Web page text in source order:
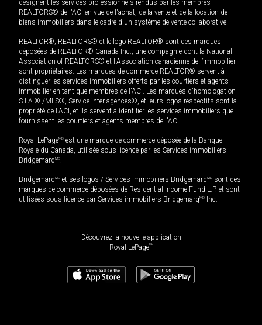
désignent les services professionnels rendus par les membres
REALTORS® de l'ACI en vue de l'achat, de la vente et de la location de
biens immobiliers dans le cadre d'un système de vente collaborative.
REALTOR®, REALTORS® et le logo REALTOR® sont des marques
déposées de REALTOR® Canada Inc., une compagnie dont la National
Association of REALTORS® et l'Association canadienne de l’immobilier
sont propriétaires. Les marques de commerce REALTOR® servent à
distinguer les services immobiliers offerts par les courtiers et agents
immobilier en tant que membres de l'ACI. Les marques d'homologation
S.I.A.® /MLS®, Service inter-agences®, et leurs logos respectifs sont la
propriété de l'ACI, et ils servent à identifier les services immobiliers que
fournissent les courtiers et agents membres de l'ACI.
Royal LePageMD est une marque de commerce déposée de la Banque
Royale du Canada, utilisée sous licence par les Services immobiliers
BridgemarqMD.
BridgemarqMD et ses logos / Services immobiliers BridgemarqMD sont des
marques de commerce déposées de Residential Income Fund L.P. et sont
utilisées sous licence par Services immobiliers BridgemarqMD Inc.
Découvrez la nouvelle application
Royal LePageMD